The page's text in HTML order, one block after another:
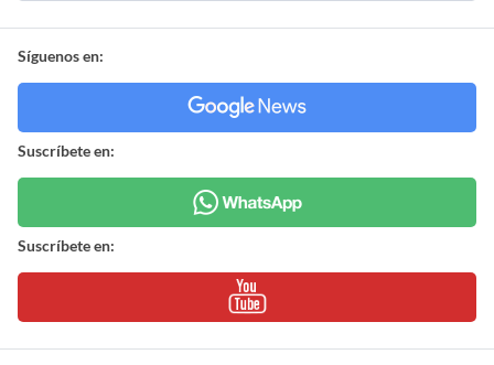
Síguenos en:
Suscríbete en:
Suscríbete en: